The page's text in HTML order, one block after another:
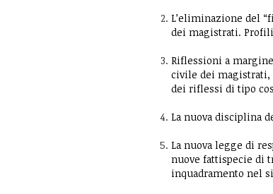
L’eliminazione del
dei magistrati.
Riflessioni a
civile dei magistrati,
dei riflessi di tipo
La nuova disciplina
La nuova legge di
nuove fattispecie di
inquadramento nel